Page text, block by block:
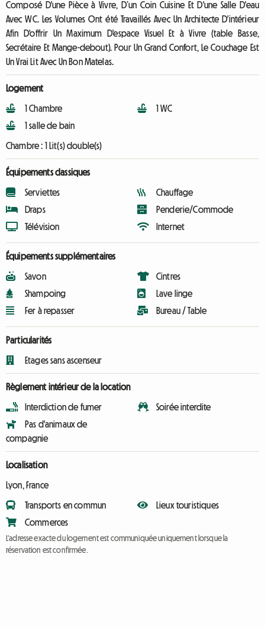
Composé D'une Pièce à Vivre, D’un Coin Cuisine Et D'une Salle D'eau
Avec WC. Les Volumes Ont été Travaillés Avec Un Architecte D'intérieur
Afin D'offrir Un Maximum D'espace Visuel Et à Vivre (table Basse,
Secrétaire Et Mange-debout). Pour Un Grand Confort, Le Couchage Est
Un Vrai Lit Avec Un Bon Matelas.
Logement
1 Chambre
1 salle de bain
1 WC
Chambre : 1 Lit(s) double(s)
Équipements classiques
Serviettes
Draps
Télévision
Chauffage
Penderie/Commode
Internet
Équipements supplémentaires
Savon
Shampoing
Fer à repasser
Cintres
Lave linge
Bureau / Table
Particularités
Etages sans ascenseur
Règlement intérieur de la location
Interdiction de fumer
Pas d'animaux de
compagnie
Soirée interdite
Localisation
Lyon, France
Transports en commun
Commerces
Lieux touristiques
L'adresse exacte du logement est communiquée uniquement lorsque la
réservation est confirmée.